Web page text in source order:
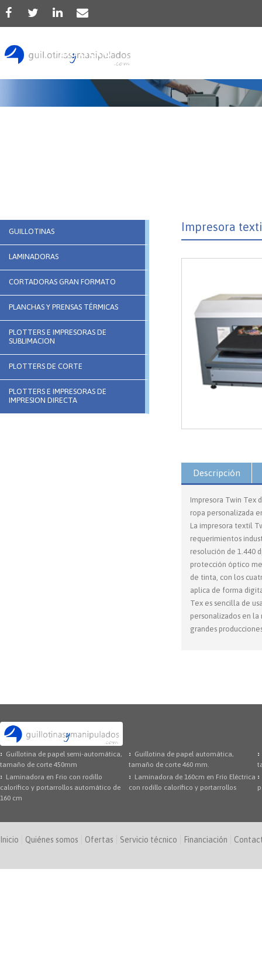
Producto
GUILLOTINAS
LAMINADORAS
CORTADORAS GRAN FORMATO
PLANCHAS Y PRENSAS TÉRMICAS
PLOTTERS E IMPRESORAS DE
SUBLIMACION
PLOTTERS DE CORTE
PLOTTERS E IMPRESORAS DE
IMPRESION DIRECTA
Impresora
Descripción
Impresora Twin Tex
ropa personalizada
La impresora textil
requerimientos
resolución de 1.440
protección óptico
de tinta, con los
aplica de forma
Tex es sencilla de
personalizados en
grandes
Guillotina de papel semi-automática,
tamaño de corte 450mm
Guillotina de papel automática,
tamaño de corte 460 mm.
Laminadora en Frio con rodillo
calorífico y portarrollos automático de
160 cm
Laminadora de 160cm en Frío Eléctrica
con rodillo calorífico y portarrollos
Inicio Quiénes somos Ofertas Servicio técnico Financiación